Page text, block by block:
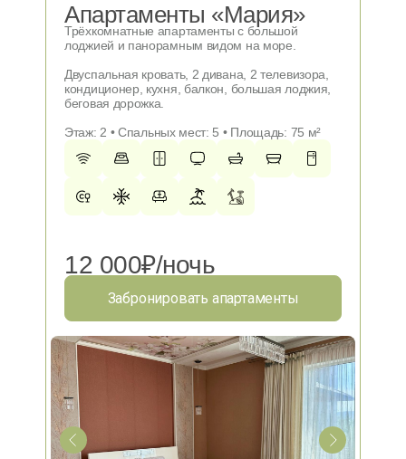
Апартаменты «Мария»
Трёхкомнатные апартаменты с большой
лоджией и панорамным видом на море.
Двуспальная кровать, 2 дивана, 2 телевизора,
кондиционер, кухня, балкон, большая лоджия,
беговая дорожка.
Этаж: 2 • Спальных мест: 5 • Площадь: 75 м²
12 000₽/ночь
Забронировать апартаменты